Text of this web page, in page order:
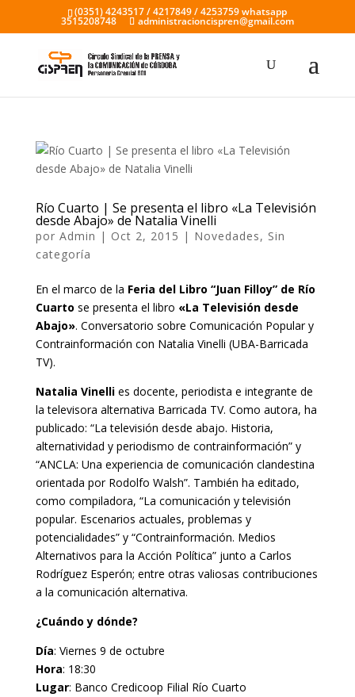
(0351) 4243517 / 4217849 / 4253759 whatsapp
3515208748 administracioncispren@gmail.com
Río Cuarto | Se presenta el libro «La Televisión
desde Abajo» de Natalia Vinelli
por Admin | Oct 2, 2015 | Novedades, Sin
categoría
En el marco de la Feria del Libro “Juan Filloy” de Río
Cuarto se presenta el libro «La Televisión desde
Abajo». Conversatorio sobre Comunicación Popular y
Contrainformación con Natalia Vinelli (UBA-Barricada
TV).
Natalia Vinellies docente, periodista e integrante de
la televisora alternativa Barricada TV. Como autora, ha
publicado: “La televisión desde abajo. Historia,
alternatividad y periodismo de contrainformación” y
“ANCLA: Una experiencia de comunicación clandestina
orientada por Rodolfo Walsh”. También ha editado,
como compiladora, “La comunicación y televisión
popular. Escenarios actuales, problemas y
potencialidades” y “Contrainformación. Medios
Alternativos para la Acción Política” junto a Carlos
Rodríguez Esperón; entre otras valiosas contribuciones
a la comunicación alternativa.
¿Cuándo y dónde?
Día: Viernes 9 de octubre
Hora: 18:30
Lugar: Banco Credicoop Filial Río Cuarto